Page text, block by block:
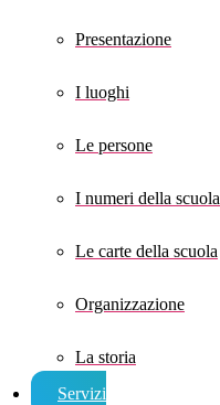
Presentazione
I luoghi
Le persone
I numeri della scuola
Le carte della scuola
Organizzazione
La storia
Servizi